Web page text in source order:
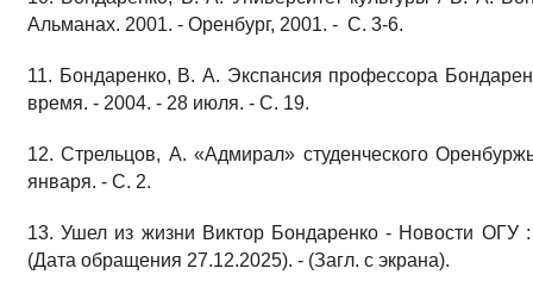
Альманах. 2001. - Оренбург, 2001. - С. 3-6.
11. Бондаренко, В. А. Экспансия профессора
время. - 2004. - 28 июля. - С. 19.
12. Стрельцов, А. «Адмирал» студенческого
января. - С. 2.
13. Ушел из жизни Виктор Бондаренко - Новости ОГУ
(Дата обращения 27.12.2025). - (Загл. с экрана).